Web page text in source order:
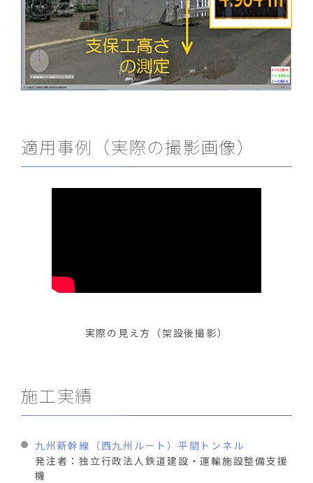
適用事例（実際の撮影画像）
実際の見え方（架設後撮影）
施工実績
九州新幹線（西九州ルート）平間トンネル
発注者：独立行政法人鉄道建設・運輸施設整備支援
機